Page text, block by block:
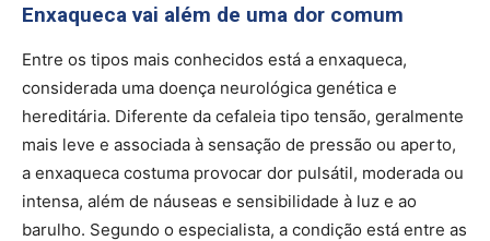
Enxaqueca vai além de uma dor comum
Entre os tipos mais conhecidos está a enxaqueca,
considerada uma doença neurológica genética e
hereditária. Diferente da cefaleia tipo tensão, geralmente
mais leve e associada à sensação de pressão ou aperto,
a enxaqueca costuma provocar dor pulsátil, moderada ou
intensa, além de náuseas e sensibilidade à luz e ao
barulho. Segundo o especialista, a condição está entre as